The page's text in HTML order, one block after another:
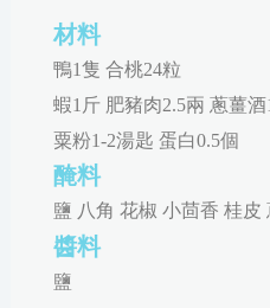
材料
鴨1隻 合桃24粒
蝦1斤 肥豬肉2.5兩 蔥薑
粟粉1-2湯匙 蛋白0.5個
醃料
鹽 八角 花椒 小茴香 桂皮
醬料
鹽